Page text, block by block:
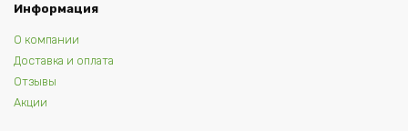
Информация
О компании
Доставка и оплата
Отзывы
Акции